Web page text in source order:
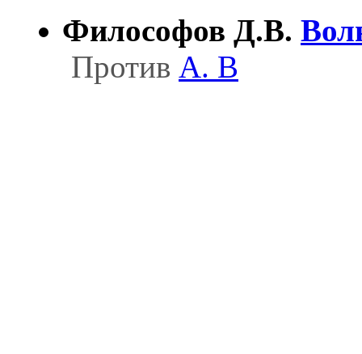
Философов Д.В.
Против А. В